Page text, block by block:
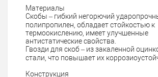
Материалы
Скобы – гибкий негорючий
полипропилен, обладает стойкостью к
термоокислению, имеет улучшенные
антистатические свойства.
Гвозди для скоб – из закаленной
стали, что повышает их
Конструкция